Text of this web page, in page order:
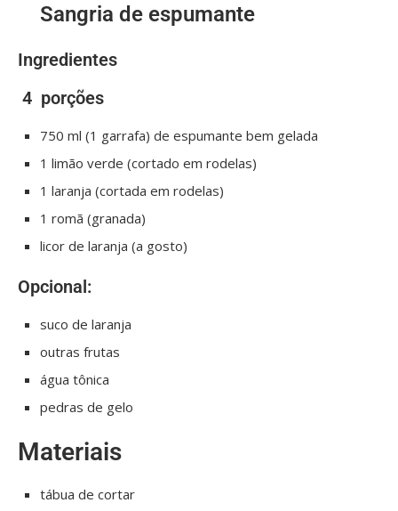
Sangria de espumante
Ingredientes
4 porções
750 ml (1 garrafa) de espumante bem gelada
1 limão verde (cortado em rodelas)
1 laranja (cortada em rodelas)
1 romã (granada)
licor de laranja (a gosto)
Opcional:
suco de laranja
outras frutas
água tônica
pedras de gelo
Materiais
tábua de cortar